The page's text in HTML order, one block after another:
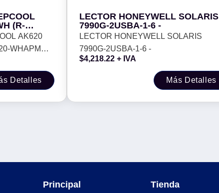
(R-
LGA
AK620
WHAPMN-
Socket
AM5
Detalles
LECTOR HONEYWELL SOLARIS
7990G-2USBA-1-6 -
LECTOR HONEYWELL SOLARIS
7990G-2USBA-1-6 -
$4,218.22 + IVA
Más Detalles
Principal Tienda